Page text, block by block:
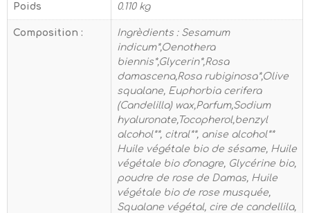
Poids 0.110 kg
Composition :
Ingrèdients : Sesamum
indicum*,Oenothera
biennis*,Glycerin*,Rosa
damascena,Rosa rubiginosa*,Olive
squalane, Euphorbia cerifera
(Candelilla) wax,Parfum,Sodium
hyaluronate,Tocopherol,benzyl
alcohol**, citral**, anise alcohol**
Huile végétale bio de sésame, Huile
végétale bio d'onagre, Glycérine bio,
poudre de rose de Damas, Huile
végétale bio de rose musquée,
Squalane végétal, cire de candellila,